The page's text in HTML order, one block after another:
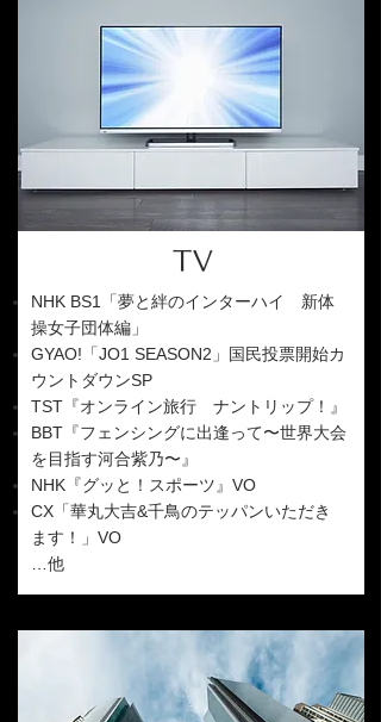
TV
NHK BS1「夢と絆のインターハイ 新体
操女子団体編」
GYAO!「JO1 SEASON2」国民投票開始カ
ウントダウンSP
TST『オンライン旅行 ナントリップ！』
BBT『フェンシングに出逢って〜世界大会
を目指す河合紫乃〜』
NHK『グッと！スポーツ』VO
CX「華丸大吉&千鳥のテッパンいただき
ます！」VO
…他